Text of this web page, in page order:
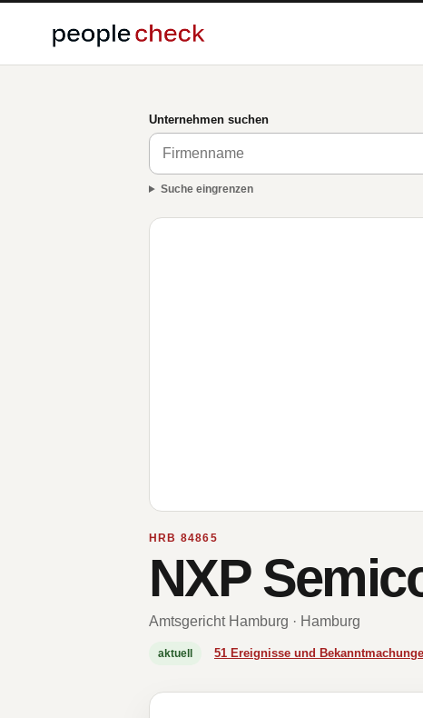
Unternehmen suchen
Suche eingrenzen
HRB 84865
NXP
Amtsgericht Hamburg · Hamburg
aktuell 51 Ereignisse und